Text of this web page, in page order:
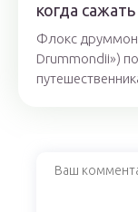
когда сажать
Флокс
Drummondii»)